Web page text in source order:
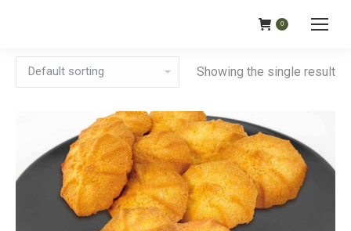
0
Showing the single result